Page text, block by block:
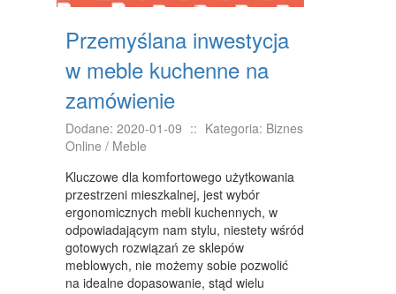
KURSY I SZKOLENIA
TŁUMACZENIA
BIZNES ONLINE
DLA DZIECI
MEBLE
WYPOSAŻENIE WNĘTRZ
Przemyślana inwestycja
w meble kuchenne na
zamówienie
Dodane: 2020-01-09 :: Kategoria: Biznes
Online / Meble
Kluczowe dla komfortowego użytkowania
przestrzeni mieszkalnej, jest wybór
ergonomicznych mebli kuchennych, w
odpowiadającym nam stylu, niestety wśród
gotowych rozwiązań ze sklepów
meblowych, nie możemy sobie pozwolić
na idealne dopasowanie, stąd wielu